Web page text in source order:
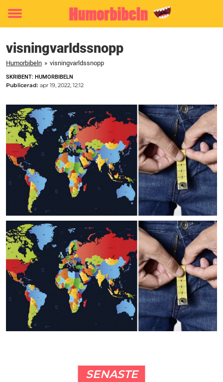
Toggle
visningvarldssnopp
Humorbibeln » visningvarldssnopp
SKRIBENT: HUMORBIBELN
Publicerad: apr 19, 2022, 12:12
SENASTE